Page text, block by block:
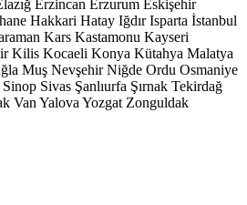
Erzincan Erzurum Eskişehir
Hakkari Hatay Iğdır Isparta İstanbul
Kars Kastamonu Kayseri
Kilis Kocaeli Konya Kütahya Malatya
Muş Nevşehir Niğde Ordu Osmaniye
Sinop Sivas Şanlıurfa Şırnak Tekirdağ
Van Yalova Yozgat Zonguldak